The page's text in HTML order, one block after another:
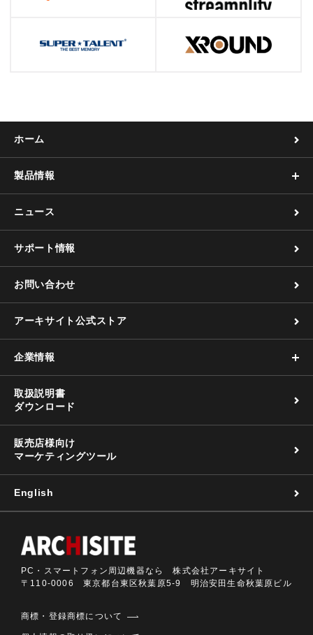
ホーム
製品情報
ニュース
サポート情報
お問い合わせ
アーキサイト公式ストア
企業情報
取扱説明書
ダウンロード
販売店様向け
マーケティングツール
English
PC・スマートフォン周辺機器なら 株式会社アーキサイト
〒110-0006 東京都台東区秋葉原5-9 明治安田生命秋葉原ビル
商標・登録商標について